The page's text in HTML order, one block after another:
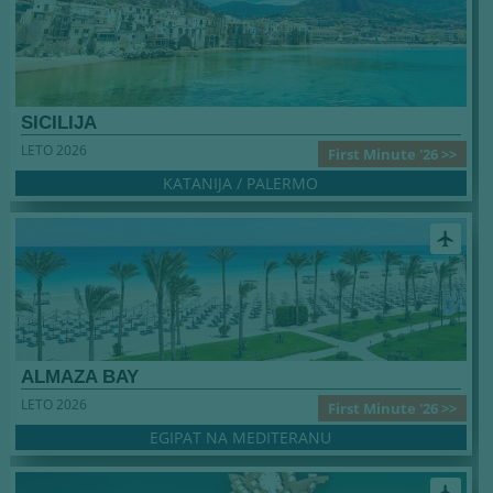
SICILIJA
First Minute '26 >>
LETO 2026
KATANIJA / PALERMO
airplanemode_active
ALMAZA BAY
First Minute '26 >>
LETO 2026
EGIPAT NA MEDITERANU